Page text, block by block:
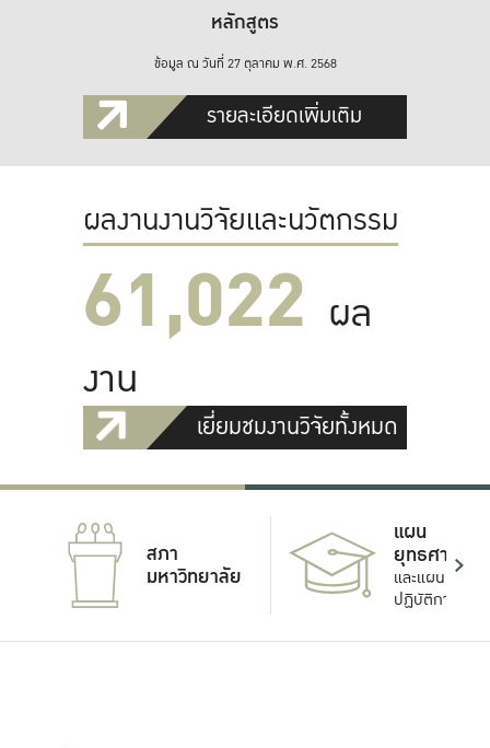
หลักสูตร
ข้อมูล ณ วันที่ 27 ตุลาคม พ.ศ. 2568
รายละเอียดเพิ่มเติม
ผลงานงานวิจัยและนวัตกรรม
61,022 ผล
งาน
เยี่ยมชมงานวิจัยทั้งหมด
สภา
มหาวิทยาลัย
แผน
ยุทธศาสตร์
และแผน
ปฏิบัติการ